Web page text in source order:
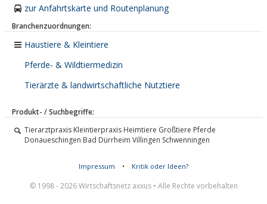
zur Anfahrtskarte und Routenplanung
Branchenzuordnungen:
Haustiere & Kleintiere
Pferde- & Wildtiermedizin
Tierärzte & landwirtschaftliche Nutztiere
Produkt- / Suchbegriffe:
Tierarztpraxis Kleintierpraxis Heimtiere Großtiere Pferde
Donaueschingen Bad Dürrheim Villingen Schwenningen
Impressum • Kritik oder Ideen?
© 1998 - 2026 Wirtschaftsnetz axxus • Alle Rechte vorbehalten